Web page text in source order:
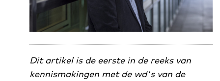
Dit artikel is de eerste in de reeks van
kennismakingen met de wd's van de